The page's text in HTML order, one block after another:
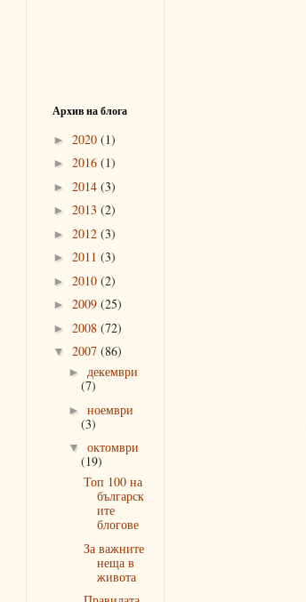
Архив на блога
► 2020 (1)
► 2016 (1)
► 2014 (3)
► 2013 (2)
► 2012 (3)
► 2011 (3)
► 2010 (2)
► 2009 (25)
► 2008 (72)
▼ 2007 (86)
► декември
(7)
► ноември
(3)
▼ октомври
(19)
Топ 100 на
българск
ите
блогове
За важните
неща в
живота